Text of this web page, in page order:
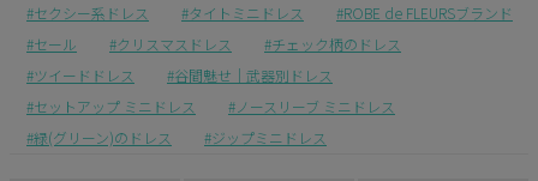
セクシー系ドレス タイトミニドレス
ROBE de FLEURSブランド
セール
クリスマスドレス
チェック柄のドレス
ツイードドレス
谷間魅せ｜武器別ドレス
セットアップ ミニドレス
ノースリーブ ミニドレス
緑(グリーン)のドレス
ジップミニドレス